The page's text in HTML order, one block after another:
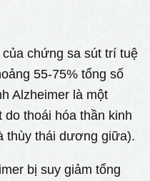
chứng sa sút trí tuệ
55-75% tổng số
Alzheimer là một
thoái hóa thần kinh
thùy thái dương giữa).
bị suy giảm tổng